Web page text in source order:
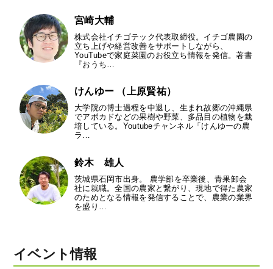
宮崎大輔
株式会社イチゴテック代表取締役。イチゴ農園の
立ち上げや経営改善をサポートしながら、
YouTubeで家庭菜園のお役立ち情報を発信。著書
『おうち…
けんゆー （上原賢祐）
大学院の博士過程を中退し、生まれ故郷の沖縄県
でアボカドなどの果樹や野菜、多品目の植物を栽
培している。Youtubeチャンネル「けんゆーの農
ラ…
鈴木 雄人
茨城県石岡市出身。 農学部を卒業後、青果卸会
社に就職。全国の農家と繋がり、現地で得た農家
のためとなる情報を発信することで、農業の業界
を盛り…
イベント情報